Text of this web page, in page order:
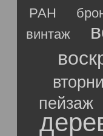
РАН
винтаж
пейзаж